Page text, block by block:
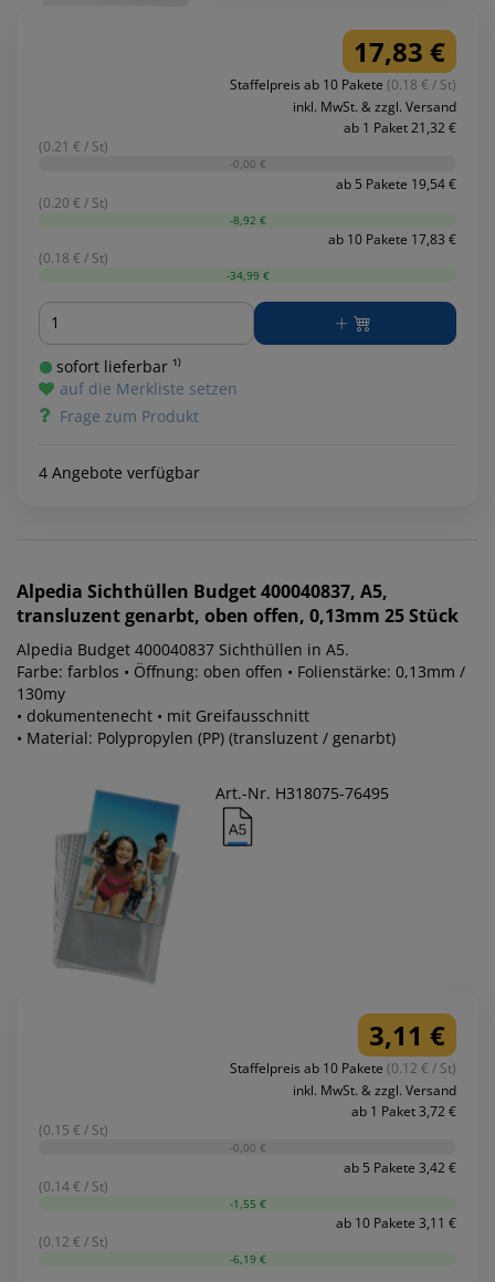
17,83 €
Staffelpreis ab 10 Pakete (0.18 € / St)
inkl. MwSt. & zzgl. Versand
ab 1 Paket 21,32 €
(0.21 € / St)
-0,00 €
ab 5 Pakete 19,54 €
(0.20 € / St)
-8,92 €
ab 10 Pakete 17,83 €
(0.18 € / St)
-34,99 €
Menge
sofort lieferbar ¹⁾
auf die Merkliste setzen
Frage zum Produkt
4 Angebote verfügbar
Alpedia Sichthüllen Budget 400040837, A5,
transluzent genarbt, oben offen, 0,13mm 25 Stück
Alpedia Budget 400040837 Sichthüllen in A5.
Farbe: farblos • Öffnung: oben offen • Folienstärke: 0,13mm /
130my
• dokumentenecht • mit Greifausschnitt
• Material: Polypropylen (PP) (transluzent / genarbt)
Art.-Nr. H318075-76495
3,11 €
Staffelpreis ab 10 Pakete (0.12 € / St)
inkl. MwSt. & zzgl. Versand
ab 1 Paket 3,72 €
(0.15 € / St)
-0,00 €
ab 5 Pakete 3,42 €
(0.14 € / St)
-1,55 €
ab 10 Pakete 3,11 €
(0.12 € / St)
-6,19 €